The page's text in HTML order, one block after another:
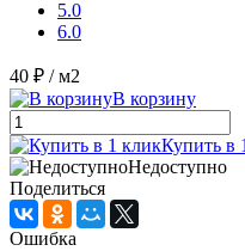
5.0
6.0
40 ₽ / м2
В корзину
Купить в
Недоступно
Поделиться
Ошибка